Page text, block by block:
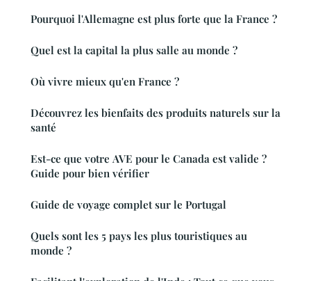
Pourquoi l'Allemagne est plus forte que la France ?
Quel est la capital la plus salle au monde ?
Où vivre mieux qu'en France ?
Découvrez les bienfaits des produits naturels sur la
santé
Est-ce que votre AVE pour le Canada est valide ?
Guide pour bien vérifier
Guide de voyage complet sur le Portugal
Quels sont les 5 pays les plus touristiques au
monde ?